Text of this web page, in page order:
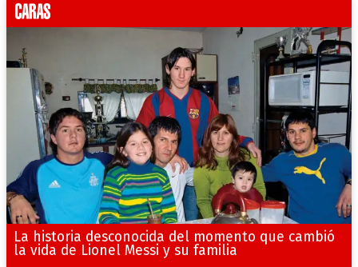
La historia desconocida del momento que cambió
la vida de Lionel Messi y su familia